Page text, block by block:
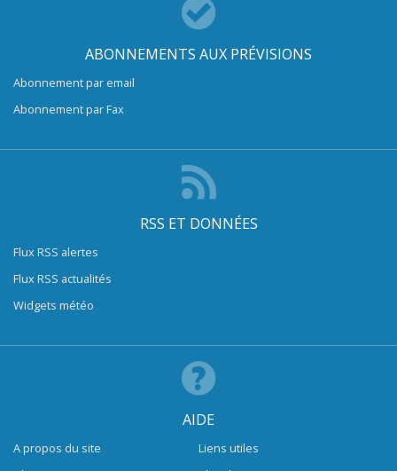
ABONNEMENTS AUX PRÉVISIONS
Abonnement par email
Abonnement par Fax
RSS ET DONNÉES
Flux RSS alertes
Flux RSS actualités
Widgets météo
AIDE
A propos du site
Liens utiles